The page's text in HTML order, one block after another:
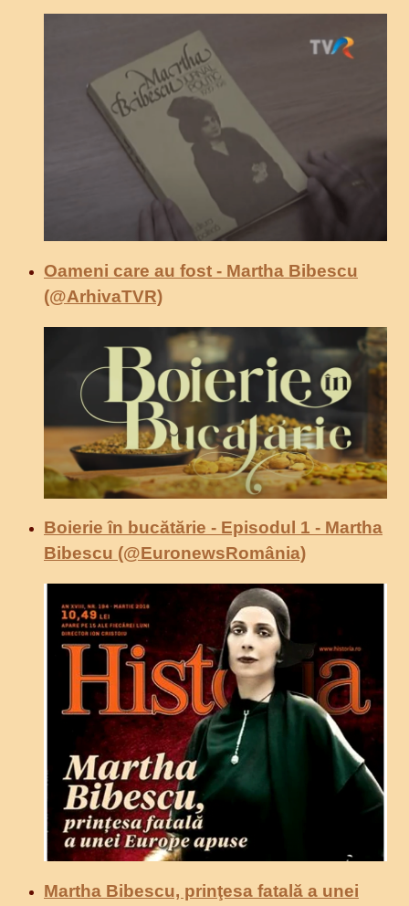
Oameni care au fost - Martha Bibescu
(@ArhivaTVR)
Boierie în bucătărie - Episodul 1 - Martha
Bibescu (@EuronewsRomânia)
Martha Bibescu, prinţesa fatală a unei